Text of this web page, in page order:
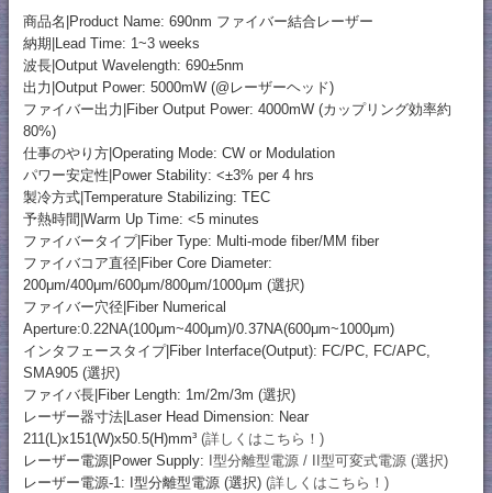
商品名|Product Name: 690nm ファイバー結合レーザー
納期|Lead Time: 1~3 weeks
波長|Output Wavelength: 690±5nm
出力|Output Power: 5000mW (@レーザーヘッド)
ファイバー出力|Fiber Output Power: 4000mW (カップリング効率約
80%)
仕事のやり方|Operating Mode: CW or Modulation
パワー安定性|Power Stability: <±3% per 4 hrs
製冷方式|Temperature Stabilizing: TEC
予熱時間|Warm Up Time: <5 minutes
ファイバータイプ|Fiber Type: Multi-mode fiber/MM fiber
ファイバコア直径|Fiber Core Diameter:
200μm/400μm/600μm/800μm/1000μm (選択)
ファイバー穴径|Fiber Numerical
Aperture:0.22NA(100μm~400μm)/0.37NA(600μm~1000μm)
インタフェースタイプ|Fiber Interface(Output): FC/PC, FC/APC,
SMA905 (選択)
ファイバ長|Fiber Length: 1m/2m/3m (選択)
レーザー器寸法|Laser Head Dimension: Near
211(L)x151(W)x50.5(H)mm³ (詳しくはこちら！)
レーザー電源|Power Supply: I型分離型電源 / II型可変式電源 (選択)
レーザー電源-1: I型分離型電源 (選択) (詳しくはこちら！)